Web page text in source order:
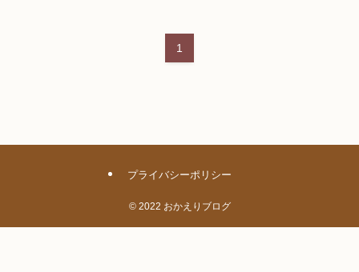
1
プライバシーポリシー
©2022 おかえりブログ